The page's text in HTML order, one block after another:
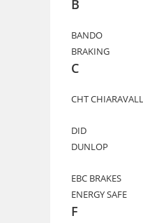
B
BANDO
BRAKING
C
CHT
DID
DUNLOP
EBC BRAKES
ENERGY SAFE
F